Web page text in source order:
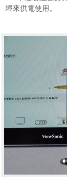
埠來供電使用。